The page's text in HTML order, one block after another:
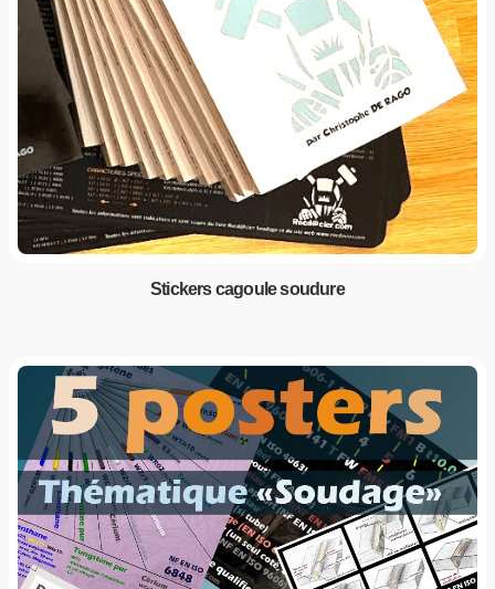
Stickers cagoule soudure